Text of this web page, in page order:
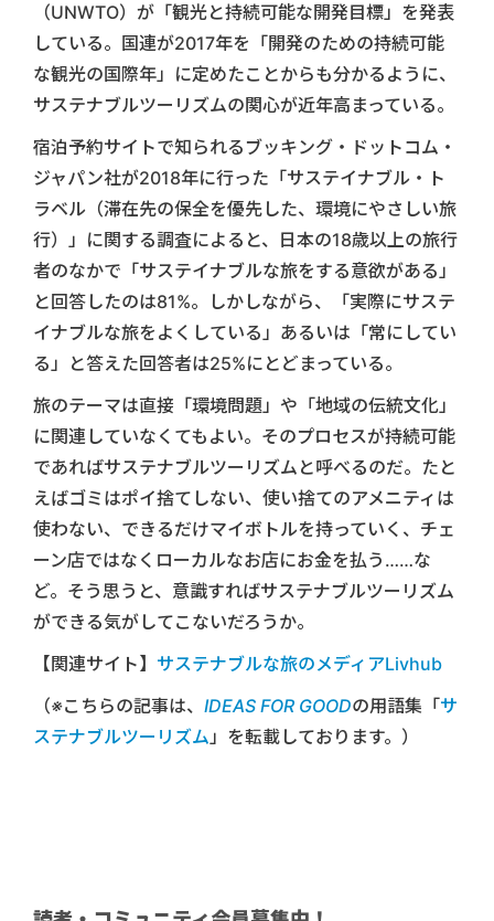
（UNWTO）が「観光と持続可能な開発目標」を発表
している。国連が2017年を「開発のための持続可能
な観光の国際年」に定めたことからも分かるように、
サステナブルツーリズムの関心が近年高まっている。
宿泊予約サイトで知られるブッキング・ドットコム・
ジャパン社が2018年に行った「サステイナブル・ト
ラベル（滞在先の保全を優先した、環境にやさしい旅
行）」に関する調査によると、日本の18歳以上の旅行
者のなかで「サステイナブルな旅をする意欲がある」
と回答したのは81%。しかしながら、「実際にサステ
イナブルな旅をよくしている」あるいは「常にしてい
る」と答えた回答者は25%にとどまっている。
旅のテーマは直接「環境問題」や「地域の伝統文化」
に関連していなくてもよい。そのプロセスが持続可能
であればサステナブルツーリズムと呼べるのだ。たと
えばゴミはポイ捨てしない、使い捨てのアメニティは
使わない、できるだけマイボトルを持っていく、チェ
ーン店ではなくローカルなお店にお金を払う……な
ど。そう思うと、意識すればサステナブルツーリズム
ができる気がしてこないだろうか。
【関連サイト】 サステナブルな旅のメディアLivhub
（※こちらの記事は、 IDEAS FOR GOODの用語集「サ
ステナブルツーリズム」を転載しております。）